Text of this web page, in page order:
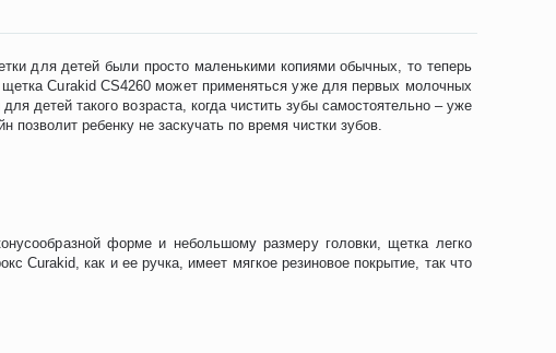
для детей были просто маленькими копиями обычных, то теперь
Curakid CS4260 может применяться уже для первых молочных
детей такого возраста, когда чистить зубы самостоятельно – уже
ребенку не заскучать по время чистки зубов.
форме и небольшому размеру головки, щетка легко
Curakid, как и ее ручка, имеет мягкое резиновое покрытие, так что